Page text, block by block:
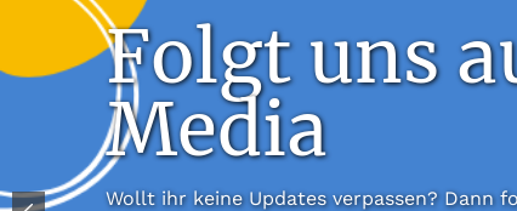
Folgt uns
Media
Wollt ihr keine Updates verpassen?